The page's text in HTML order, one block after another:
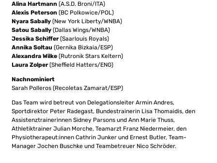
Alina Hartmann (A.S.D. Broni/ITA)
Alexis Peterson (BC Polkowice/POL)
Nyara Sabally (New York Liberty/WNBA)
Satou Sabally (Dallas Wings/WNBA)
Jessika Schiffer(Saarlouis Royals)
Annika Soltau (Gernika Bizkaia/ESP)
Alexandra Wilke (Rutronik Stars Keltern)
Laura Zolper(Sheffield Hatters/ENG)
Nachnominiert
Sarah Polleros (Recoletas Zamarat/ESP)
Das Team wird betreut von Delegationsleiter Armin Andres,
Sportdirektor Peter Radegast, Bundestrainerin Lisa Thomaidis, den
Assistenztrainerinnen Sidney Parsons und Ann Marie Thuss,
Athletiktrainer Julian Morche, Teamarzt Franz Niedermeier, den
Physiotherapeut:innen Cathrin Junker und Ernest Butler, Team-
Manager Jochen Buschke und Teambetreuer Nico Schröder.